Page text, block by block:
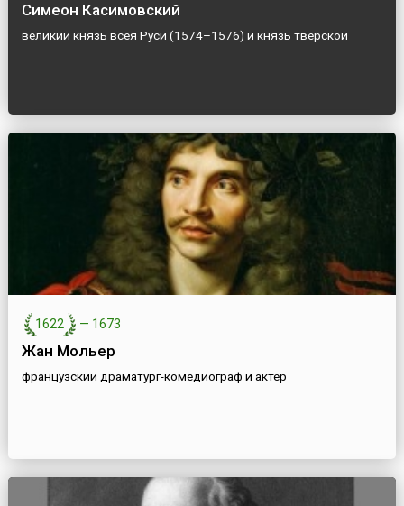
Симеон Касимовский
великий князь всея Руси (1574–1576) и князь тверской
1622 — 1673
Жан Мольер
французский драматург-комедиограф и актер